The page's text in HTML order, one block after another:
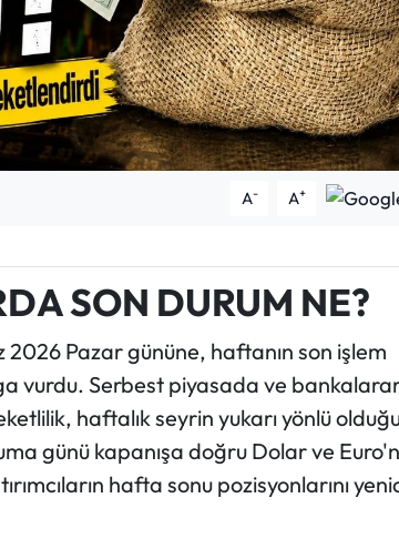
A- A+
SON DURUM NE?
2026 Pazar gününe, haftanın son işlem
vurdu. Serbest piyasada ve
haftalık seyrin yukarı yönlü
günü kapanışa doğru Dolar ve
hafta sonu pozisyonlarını